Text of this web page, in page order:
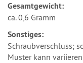
Gesamtgewicht:
ca. 0,6 Gramm
Sonstiges:
Schraubverschluss;
Muster kann variieren